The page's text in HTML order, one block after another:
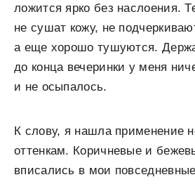
ложится ярко без наслоения.
не сушат кожу, не
а еще хорошо тушуются.
до конца вечеринки у меня
и не осыпалось.
К слову, я нашла применение
оттенкам. Коричневые и
вписались в мои